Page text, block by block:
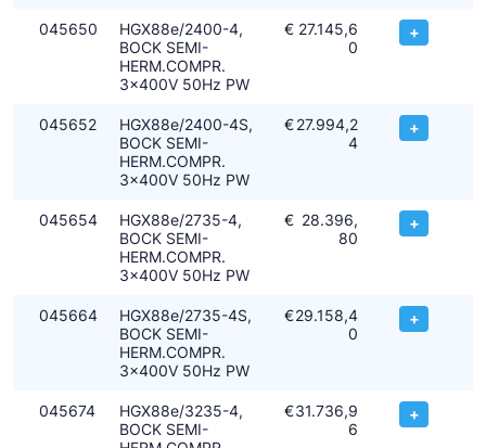
045650
HGX88e/2400-4,
BOCK SEMI-
HERM.COMPR.
3x400V 50Hz PW
€ 27.145,6
0
+
045652
HGX88e/2400-4S,
BOCK SEMI-
HERM.COMPR.
3x400V 50Hz PW
€27.994,2
4
+
045654
HGX88e/2735-4,
BOCK SEMI-
HERM.COMPR.
3x400V 50Hz PW
€ 28.396,
80
+
045664
HGX88e/2735-4S,
BOCK SEMI-
HERM.COMPR.
3x400V 50Hz PW
€29.158,4
0
+
045674
HGX88e/3235-4,
BOCK SEMI-
€31.736,9
6
+